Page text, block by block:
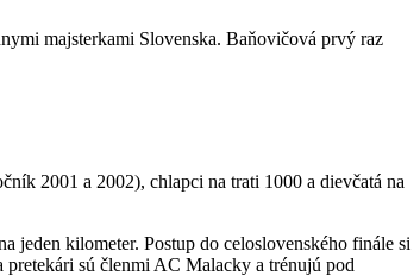
majsterkami Slovenska. Baňovičová prvý raz
2001 a 2002), chlapci na trati 1000 a dievčatá na
kilometer. Postup do celoslovenského finále si
sú členmi AC Malacky a trénujú pod